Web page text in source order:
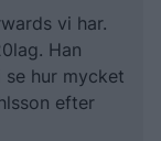
vi har.
Han
hur mycket
efter